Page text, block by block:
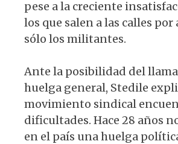
pese a la creciente
los que salen a las calles por
sólo los militantes.
Ante la posibilidad del
huelga general, Stedile
movimiento sindical
dificultades. Hace 28 años
en el país una huelga